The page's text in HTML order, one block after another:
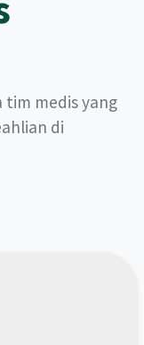
tim medis yang
di